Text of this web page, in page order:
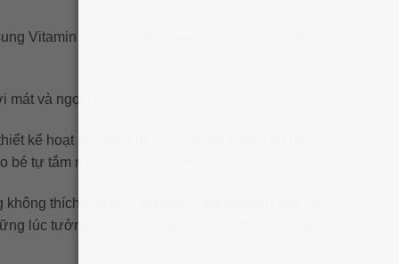
Vitamin E dưỡng ẩm dịu nhẹ cho làn da, để da
và ngọt ngào.
kế hoạt hình đầy dễ thương, tinh nghịch của
tự tắm một mình cho quen dần tính tự lập.
thích cho lắm, bố mẹ có thể kết hợp những
lúc tưởng chừng đơn giản như tắm rửa cùng